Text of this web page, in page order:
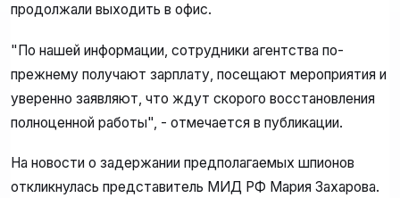
продолжали выходить в офис.
"По нашей информации, сотрудники агентства по-
прежнему получают зарплату, посещают мероприятия и
уверенно заявляют, что ждут скорого восстановления
полноценной работы", - отмечается в публикации.
На новости о задержании предполагаемых шпионов
откликнулась представитель МИД РФ Мария Захарова.